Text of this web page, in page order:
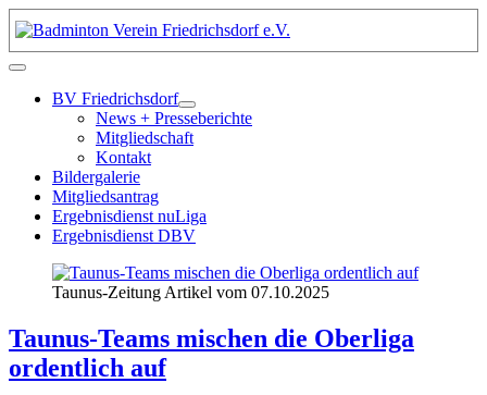
BV Friedrichsdorf
News + Presseberichte
Mitgliedschaft
Kontakt
Bildergalerie
Mitgliedsantrag
Ergebnisdienst nuLiga
Ergebnisdienst DBV
Taunus-Zeitung Artikel vom 07.10.2025
Taunus-Teams mischen die Oberliga
ordentlich auf